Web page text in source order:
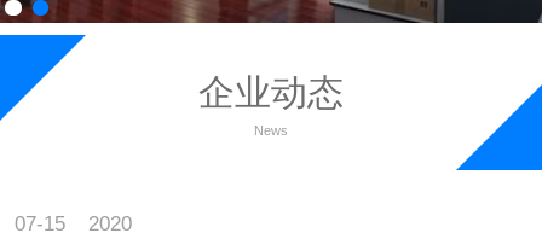
企业动态
News
07-15 2020